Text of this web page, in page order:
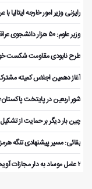
رایزنی وزیر امور خارجه ایتالیا
وزیر علوم: ۵۰ هزار دانشجوی عراقی در دانشگاه‌های ایران تحصیل می‌کنند
طرح نابودی مقاومت شکست خورد؛
آغاز دهمین اجلاس کمیته
شور اربعین در پایتخت
چین بار دیگر بر حمایت از
بقائی: مسیر پیشنهادی تنگه
۲ عامل موساد به دار مجازات آویخته شدند